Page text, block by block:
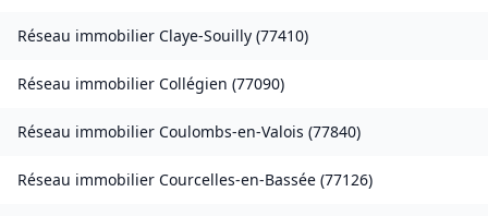
Réseau immobilier Claye-Souilly (77410)
Réseau immobilier Collégien (77090)
Réseau immobilier Coulombs-en-Valois (77840)
Réseau immobilier Courcelles-en-Bassée (77126)